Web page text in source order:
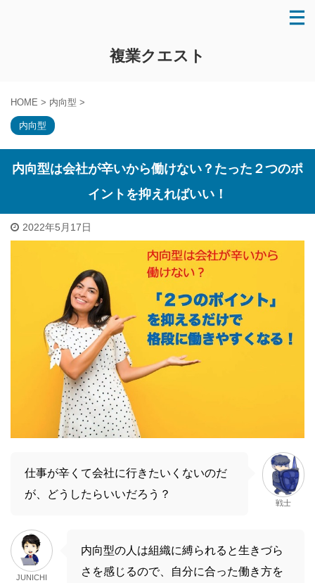
複業クエスト
HOME > 内向型 >
内向型
内向型は会社が辛いから働けない？たった２つのポ
イントを抑えればいい！
2022年5月17日
仕事が辛くて会社に行きたいくないのだ
が、どうしたらいいだろう？
戦士
JUNICHI
内向型の人は組織に縛られると生きづら
さを感じるので、自分に合った働き方を